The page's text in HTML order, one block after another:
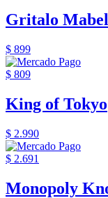
Gritalo
$ 899
$ 809
King of Tokyo
$ 2.990
$ 2.691
Monopoly